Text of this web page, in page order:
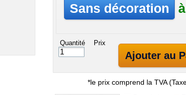
Sans décoration à
Quantité Prix
Ajouter au
*le prix comprend la TVA